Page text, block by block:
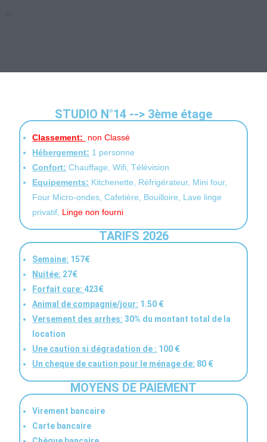
STUDIO N°14 --> 3ème étage
Classement:
non Classé
Hébergement: 1 personne
Confort: Chauffage, Wifi, Télévision
Equipements: Kitchenette, Réfrigérateur, Mini four,
Four Micro-ondes, Cafetière, Bouilloire, Lave linge
privatif, Linge non fourni
TARIFS 2026
Semaine: 157€
Nuitée: 27€
Forfait cure: 423€
Animal de compagnie/jour: 1.50 €
Versement des arrhes: 30% du montant total de la
location
Une caution si dégradation de : 100 €
Un cheque de caution pour le ménage de: 80 €
MOYENS DE PAIEMENT
Virement bancaire
Carte bancaire